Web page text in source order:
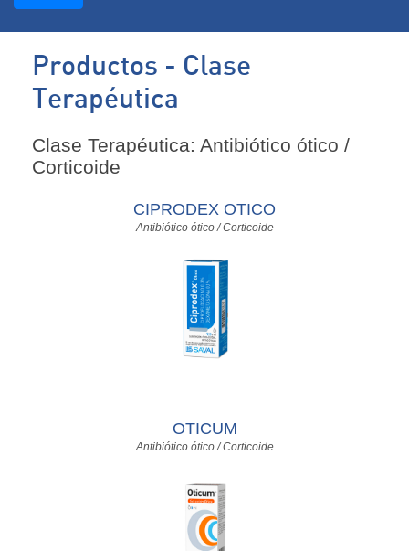
Productos - Clase
Terapéutica
Clase Terapéutica: Antibiótico ótico /
Corticoide
CIPRODEX OTICO
Antibiótico ótico / Corticoide
OTICUM
Antibiótico ótico / Corticoide